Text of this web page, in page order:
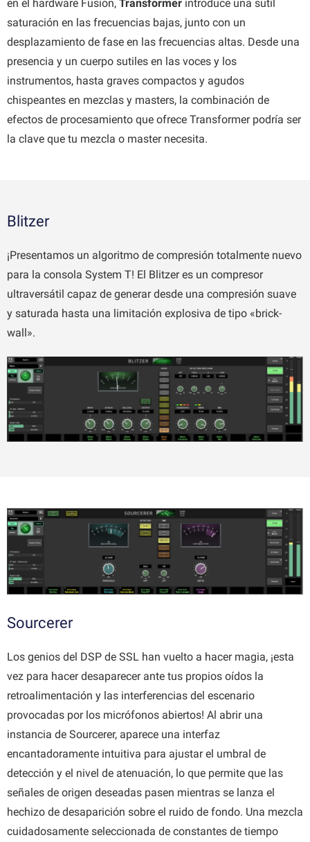
en el hardware Fusion, Transformer introduce una sutil
saturación en las frecuencias bajas, junto con un
desplazamiento de fase en las frecuencias altas. Desde una
presencia y un cuerpo sutiles en las voces y los
instrumentos, hasta graves compactos y agudos
chispeantes en mezclas y masters, la combinación de
efectos de procesamiento que ofrece Transformer podría ser
la clave que tu mezcla o master necesita.
Blitzer
¡Presentamos un algoritmo de compresión totalmente nuevo
para la consola System T! El Blitzer es un compresor
ultraversátil capaz de generar desde una compresión suave
y saturada hasta una limitación explosiva de tipo «brick-
wall».
Sourcerer
Los genios del DSP de SSL han vuelto a hacer magia, ¡esta
vez para hacer desaparecer ante tus propios oídos la
retroalimentación y las interferencias del escenario
provocadas por los micrófonos abiertos! Al abrir una
instancia de Sourcerer, aparece una interfaz
encantadoramente intuitiva para ajustar el umbral de
detección y el nivel de atenuación, lo que permite que las
señales de origen deseadas pasen mientras se lanza el
hechizo de desaparición sobre el ruido de fondo. Una mezcla
cuidadosamente seleccionada de constantes de tiempo